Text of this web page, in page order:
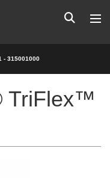
- 315001000
TriFlex™